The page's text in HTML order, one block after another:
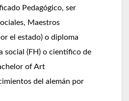
Pedagógico, ser
Maestros
el estado) o diploma
social (FH) o científico de
of Art
del alemán por